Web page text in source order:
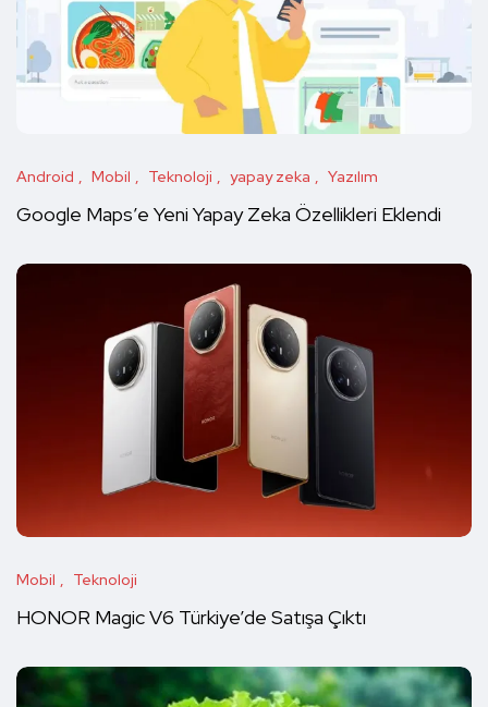
Android Mobil Teknoloji yapay zeka Yazılım
Google Maps’e Yeni Yapay Zeka Özellikleri Eklendi
Mobil Teknoloji
HONOR Magic V6 Türkiye’de Satışa Çıktı